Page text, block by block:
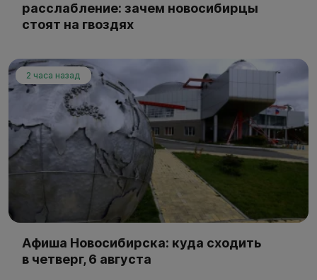
расслабление: зачем новосибирцы
стоят на гвоздях
2 часа назад
Афиша Новосибирска: куда сходить
в четверг, 6 августа